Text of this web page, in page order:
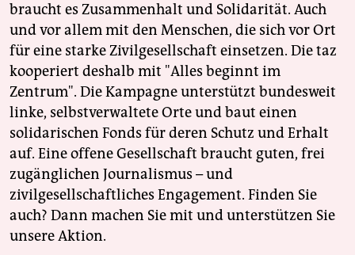
braucht es Zusammenhalt und Solidarität. Auch
und vor allem mit den Menschen, die sich vor Ort
für eine starke Zivilgesellschaft einsetzen. Die taz
kooperiert deshalb mit "Alles beginnt im
Zentrum". Die Kampagne unterstützt bundesweit
linke, selbstverwaltete Orte und baut einen
solidarischen Fonds für deren Schutz und Erhalt
auf. Eine offene Gesellschaft braucht guten, frei
zugänglichen Journalismus – und
zivilgesellschaftliches Engagement. Finden Sie
auch? Dann machen Sie mit und unterstützen Sie
unsere Aktion.